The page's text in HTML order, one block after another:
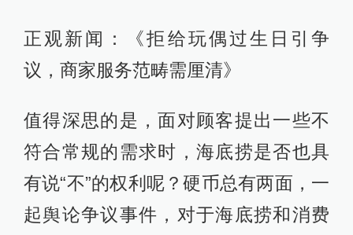
正观新闻：《拒给玩偶过生日引争
议，商家服务范畴需厘清》
值得深思的是，面对顾客提出一些不
符合常规的需求时，海底捞是否也具
有说“不”的权利呢？硬币总有两面，一
起舆论争议事件，对于海底捞和消费